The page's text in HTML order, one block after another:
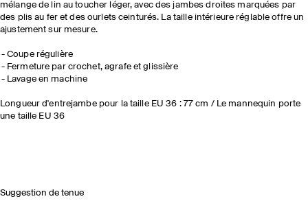
mélange de lin au toucher léger, avec des jambes droites marquées par
des plis au fer et des ourlets ceinturés. La taille intérieure réglable offre un
ajustement sur mesure.
Coupe régulière
Fermeture par crochet, agrafe et glissière
Lavage en machine
Longueur d'entrejambe pour la taille EU 36 : 77 cm / Le mannequin porte
une taille EU 36
Suggestion de tenue